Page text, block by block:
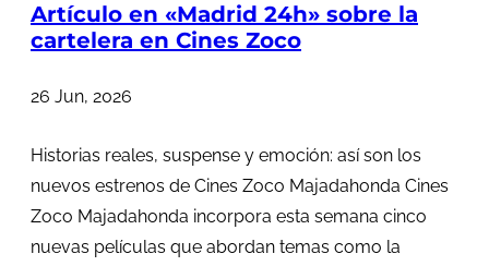
Artículo en «Madrid 24h» sobre la
cartelera en Cines Zoco
26 Jun, 2026
Historias reales, suspense y emoción: así son los
nuevos estrenos de Cines Zoco Majadahonda Cines
Zoco Majadahonda incorpora esta semana cinco
nuevas películas que abordan temas como la